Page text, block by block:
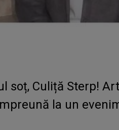
soț, Culiță Sterp!
la un